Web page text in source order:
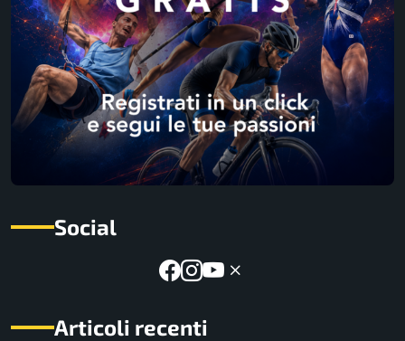
Social
Articoli recenti